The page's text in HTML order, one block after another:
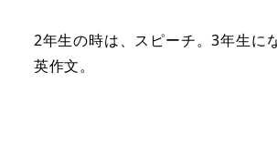
2年生の時は、スピーチ。3年生に
英作文。